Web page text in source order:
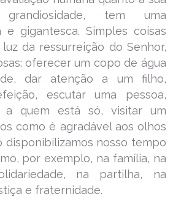
tem uma
e gigantesca. Simples coisas
da ressurreição do Senhor,
oferecer um copo de água
dar atenção a um filho,
escutar uma pessoa,
a quem está só, visitar um
como é agradável aos olhos
disponibilizamos nosso tempo
por exemplo, na família, na
na partilha, na
e fraternidade.